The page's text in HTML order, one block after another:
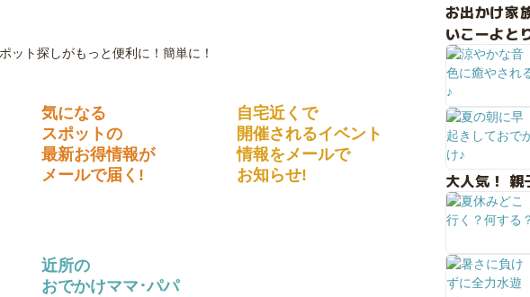
気になる
スポットの
最新お得情報が
メールで届く!
自宅近くで
開催されるイベント
情報をメールで
お知らせ!
近所の
おでかけママ･パパ
お出かけ家
いこーよと
大人気！ 親